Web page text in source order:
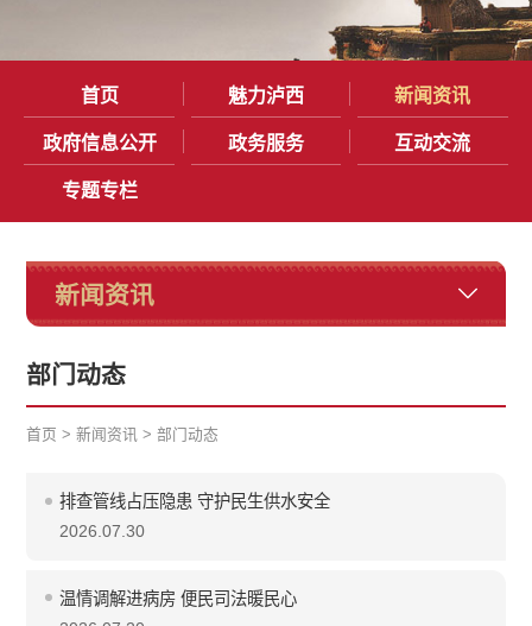
首页 魅力泸西 新闻资讯
政府信息公开 政务服务 互动交流
专题专栏
新闻资讯
部门动态
首页 >新闻资讯 >部门动态
排查管线占压隐患 守护民生供水安全
2026.07.30
温情调解进病房 便民司法暖民心